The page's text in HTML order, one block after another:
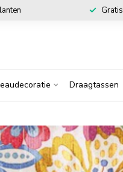
Gratis
Draagtassen